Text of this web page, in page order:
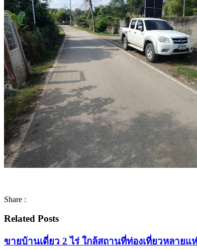
Share :
Related Posts
ขายบ้านเดี่ยว 2 ไร่ ใกล้สถานที่ท่องเที่ยวหลาย